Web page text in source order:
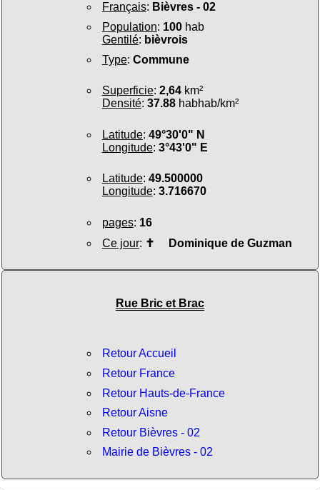
Français: Bièvres - 02
Population: 100hab
Gentilé: bièvrois
Type: Commune
Superficie: 2,64km²
Densité: 37.88habhab/km²
Latitude: 49°30'0" N
Longitude: 3°43'0" E
Latitude: 49.500000
Longitude: 3.716670
pages: 16
Ce jour: ✝ Dominique de Guzman
Rue Bric et Brac
Retour Accueil
Retour France
Retour Hauts-de-France
Retour Aisne
Retour Bièvres - 02
Mairie de Bièvres - 02